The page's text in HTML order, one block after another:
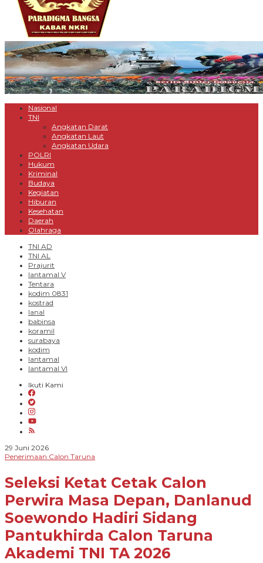
Nasional
TNI
Angkatan Darat
Angkatan Laut
Angkatan Udara
POLRI
Hukum
Kriminal
Budaya
Kegiatan
Hiburan
Kesehatan
Daerah
Olahraga
TNI AD
TNI AL
Prajurit
lantamal V
Tentara
kodim 0831
kostrad
lanal
babinsa
koramil
surabaya
kodim
lantamal
lantamal VI
Ikuti Kami
29 Juni 2026oleh
Novian
Penerimaan Calon Taruna
Seleksi Ketat Cetak Calon
Perwira Masa Depan, Danlanud
Soewondo Hadiri Sidang
Pantukhirda Calon Taruna
Akademi TNI TA 2026